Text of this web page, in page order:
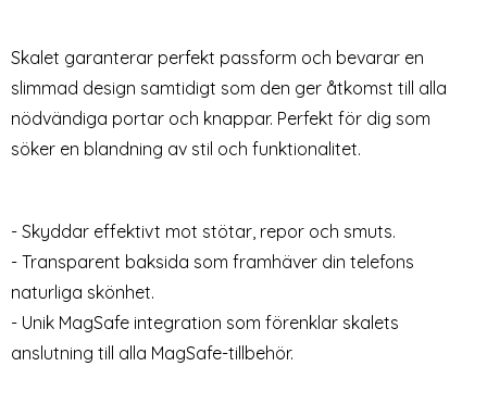
Stängning Röd
rea pris
49 krtidigare pris
299 kr
Tillgänglighet:
Lagervara
Köp
PACK] iPhone 14 Pro Skärmskydd i Härdat glas
rea pris
59 kr tidigare pris
199 kr
Tillgänglighet:
[2-Pack] iPhone 14 Pro
Skalet garanterar perfekt passform och bevarar en
slimmad design samtidigt som den ger åtkomst till alla
nödvändiga portar och knappar. Perfekt för dig som
söker en blandning av stil och funktionalitet.
- Skyddar effektivt mot stötar, repor och smuts.
- Transparent baksida som framhäver din telefons
naturliga skönhet.
- Unik MagSafe integration som förenklar skalets
anslutning till alla MagSafe-tillbehör.